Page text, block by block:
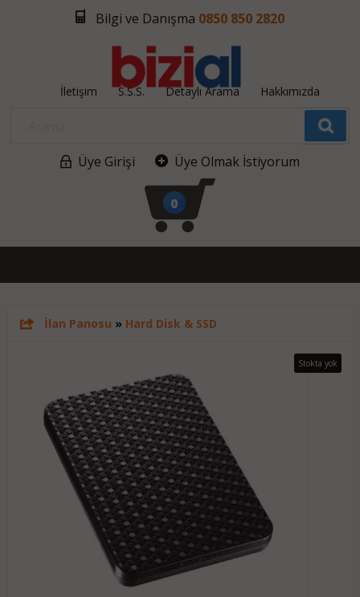
Bilgi ve Danışma 0850 850 2820
İletişim S.S.S. Detaylı Arama Hakkımızda
Üye Girişi Üye Olmak İstiyorum
0
İlan Panosu » Hard Disk & SSD
Stokta yok